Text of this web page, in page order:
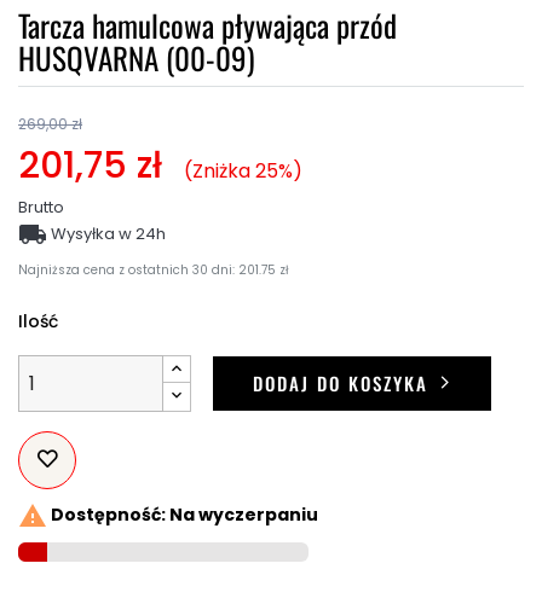
Tarcza hamulcowa pływająca przód
HUSQVARNA (00-09)
269,00 zł
201,75 zł Zniżka 25%
Brutto
Najniższa cena z ostatnich 30 dni: 201.75 zł
 Wysyłka w 24h
Ilość
DODAJ DO KOSZYKA
 Dostępność: Na wyczerpaniu